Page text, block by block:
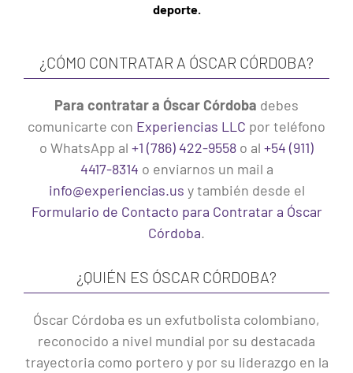
deporte.
¿CÓMO CONTRATAR A ÓSCAR CÓRDOBA?
Para contratar a Óscar Córdoba debes
comunicarte con Experiencias LLC por teléfono
o WhatsApp al +1 (786) 422-9558 o al +54 (911)
4417-8314 o enviarnos un mail a
info@experiencias.us y también desde el
Formulario de Contacto para Contratar a Óscar
Córdoba.
¿QUIÉN ES ÓSCAR CÓRDOBA?
Óscar Córdoba es un exfutbolista colombiano,
reconocido a nivel mundial por su destacada
trayectoria como portero y por su liderazgo en la